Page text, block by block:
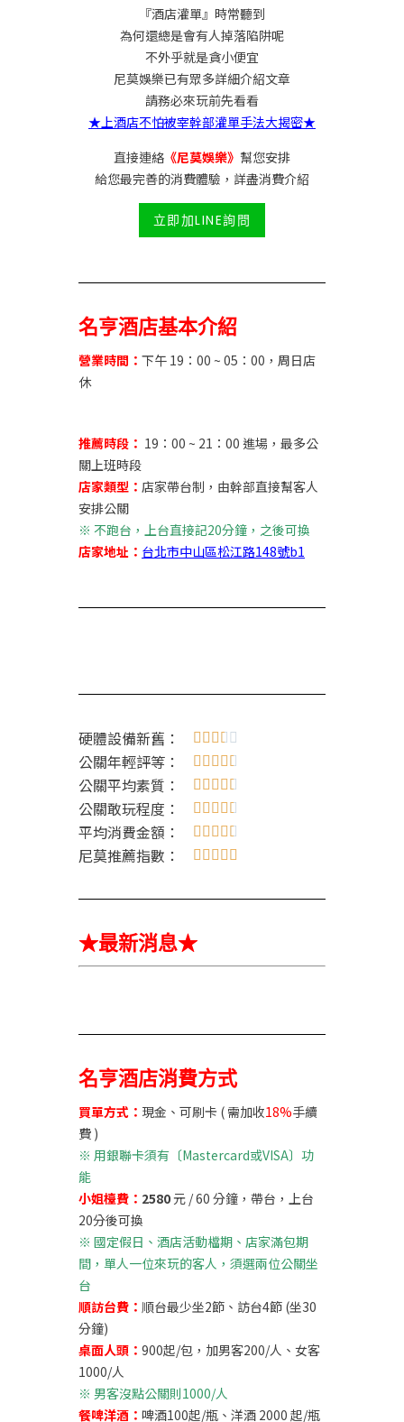
『酒店灌單』時常聽到
為何還總是會有人掉落陷阱呢
不外乎就是貪小便宜
尼莫娛樂已有眾多詳細介紹文章
請務必來玩前先看看
★上酒店不怕被宰幹部灌單手法大揭密★
直接連絡 《尼莫娛樂》 幫您安排
給您最完善的消費體驗，詳盡消費介紹
立即加LINE詢問
名亨酒店基本介紹
營業時間： 下午 19：00 ~ 05：00，周日店
休
推薦時段： 19：00 ~ 21：00 進場，最多公
關上班時段
店家類型： 店家帶台制，由幹部直接幫客人
安排公關
※ 不跑台，上台直接記20分鐘，之後可換
店家地址： 台北市中山區松江路148號b1
硬體設備新舊：     
公關年輕評等：     
公關平均素質：     
公關敢玩程度：     
平均消費金額：     
尼莫推薦指數：     
★最新消息★
名亨酒店消費方式
買單方式： 現金、可刷卡 ( 需加收18%手續
費 )
※ 用銀聯卡須有〔Mastercard或VISA〕功
能
小姐檯費： 2580元 / 60 分鐘，帶台，上台
20分後可換
※ 國定假日、酒店活動檔期、店家滿包期
間，單人一位來玩的客人，須選兩位公關坐
台
順訪台費： 順台最少坐2節、訪台4節 (坐30
分鐘)
桌面人頭： 900起/包，加男客200/人、女客
1000/人
※ 男客沒點公關則1000/人
餐啤洋酒： 啤酒100起/瓶、洋酒 2000 起/瓶